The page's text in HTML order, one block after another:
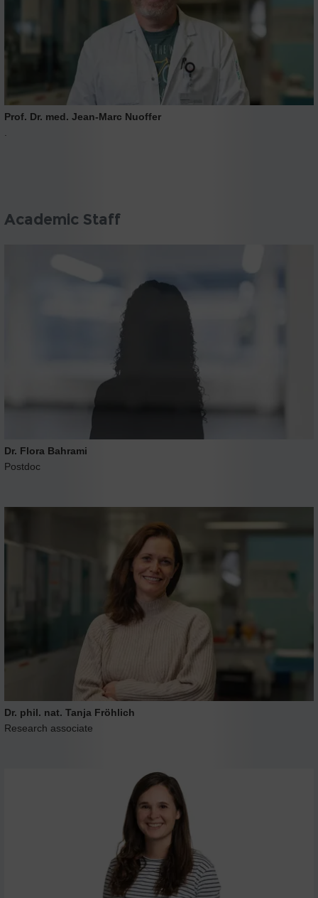
Prof. Dr. med. Jean-Marc Nuoffer
Academic Staff
Dr. Flora Bahrami
Postdoc
Dr. phil. nat. Tanja Fröhlich
Research associate